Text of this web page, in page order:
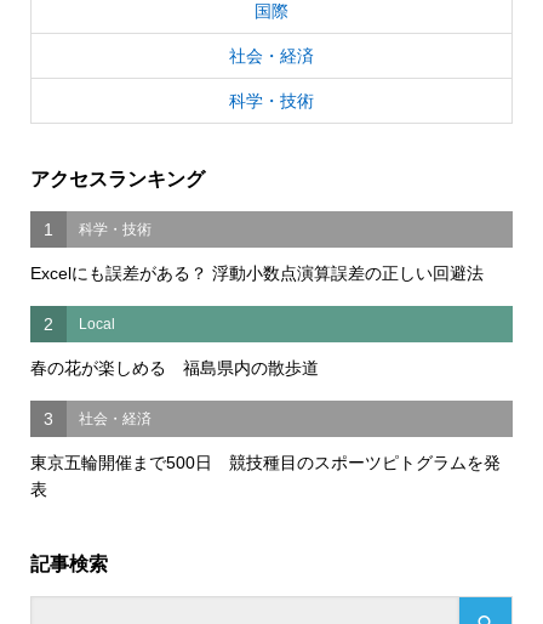
国際
社会・経済
科学・技術
アクセスランキング
1 科学・技術
Excelにも誤差がある？ 浮動小数点演算誤差の正しい回避法
2 Local
春の花が楽しめる 福島県内の散歩道
3 社会・経済
東京五輪開催まで500日 競技種目のスポーツピトグラムを発
表
記事検索